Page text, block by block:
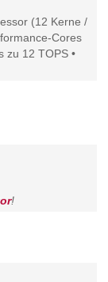
(12 Kerne /
Cores
zu 12 TOPS •
!